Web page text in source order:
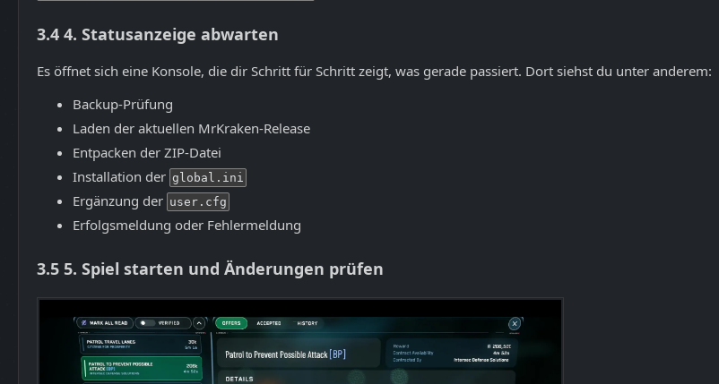
3.4 4. Statusanzeige abwarten
Es öffnet sich eine Konsole, die dir Schritt für Schritt zeigt, was gerade passiert. Dort siehst du unter anderem:
Backup-Prüfung
Laden der aktuellen MrKraken-Release
Entpacken der ZIP-Datei
Installation der global.ini
Ergänzung der user.cfg
Erfolgsmeldung oder Fehlermeldung
3.5 5. Spiel starten und Änderungen prüfen